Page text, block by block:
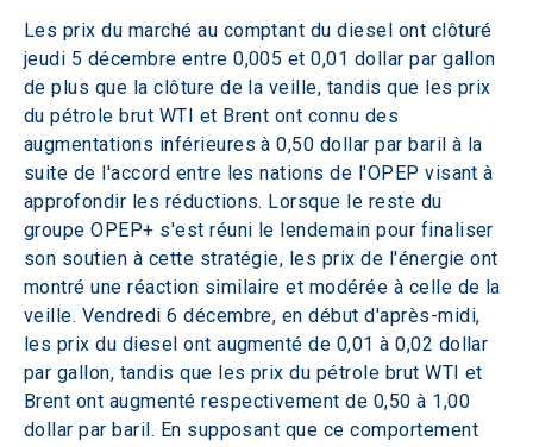
Les prix du marché au comptant du diesel ont clôturé
jeudi 5 décembre entre 0,005 et 0,01 dollar par gallon
de plus que la clôture de la veille, tandis que les prix
du pétrole brut WTI et Brent ont connu des
augmentations inférieures à 0,50 dollar par baril à la
suite de l'accord entre les nations de l'OPEP visant à
approfondir les réductions. Lorsque le reste du
groupe OPEP+ s'est réuni le lendemain pour finaliser
son soutien à cette stratégie, les prix de l'énergie ont
montré une réaction similaire et modérée à celle de la
veille. Vendredi 6 décembre, en début d'après-midi,
les prix du diesel ont augmenté de 0,01 à 0,02 dollar
par gallon, tandis que les prix du pétrole brut WTI et
Brent ont augmenté respectivement de 0,50 à 1,00
dollar par baril. En supposant que ce comportement